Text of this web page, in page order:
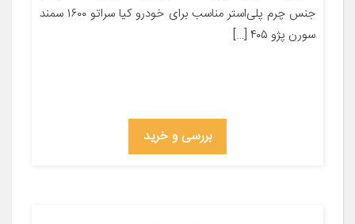
جنس چرم پلی‌استر مناسب برای خودرو کیا سراتو ۱۶۰۰ سمند
سورن پژو ۴۰۵ […]
بررسی و خرید